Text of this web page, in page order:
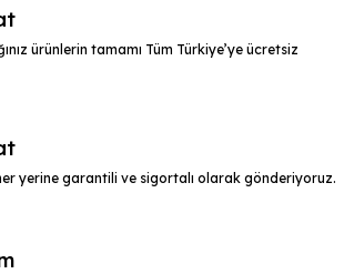
ürünlerin tamamı Tüm Türkiye’ye ücretsiz
yerine garantili ve sigortalı olarak gönderiyoruz.